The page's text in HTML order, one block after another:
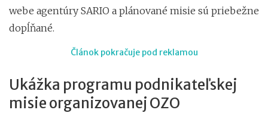
webe agentúry SARIO a plánované misie sú priebežne
dopĺňané.
Článok pokračuje pod reklamou
Ukážka programu podnikateľskej
misie organizovanej OZO